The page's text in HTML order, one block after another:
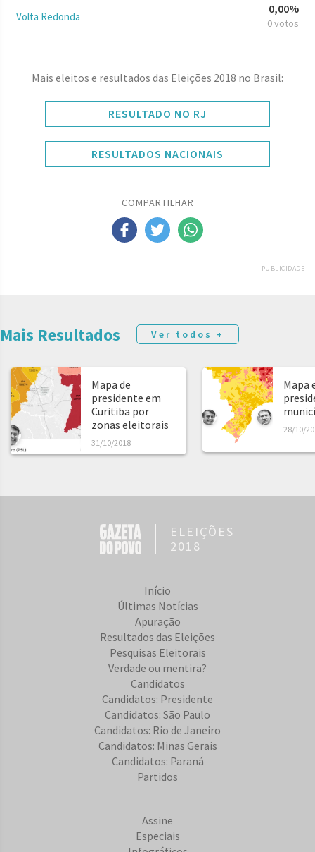
Volta Redonda
0,00%
0 votos
Mais eleitos e resultados das Eleições 2018 no Brasil:
RESULTADO NO RJ
RESULTADOS NACIONAIS
COMPARTILHAR
PUBLICIDADE
Mais Resultados Ver todos +
Mapa de
presidente em
Curitiba por
zonas eleitorais
31/10/2018
Mapa
28/10/
ELEIÇÕES
2018
Início
Últimas Notícias
Apuração
Resultados das Eleições
Pesquisas Eleitorais
Verdade ou mentira?
Candidatos
Candidatos: Presidente
Candidatos: São Paulo
Candidatos: Rio de Janeiro
Candidatos: Minas Gerais
Candidatos: Paraná
Partidos
Assine
Especiais